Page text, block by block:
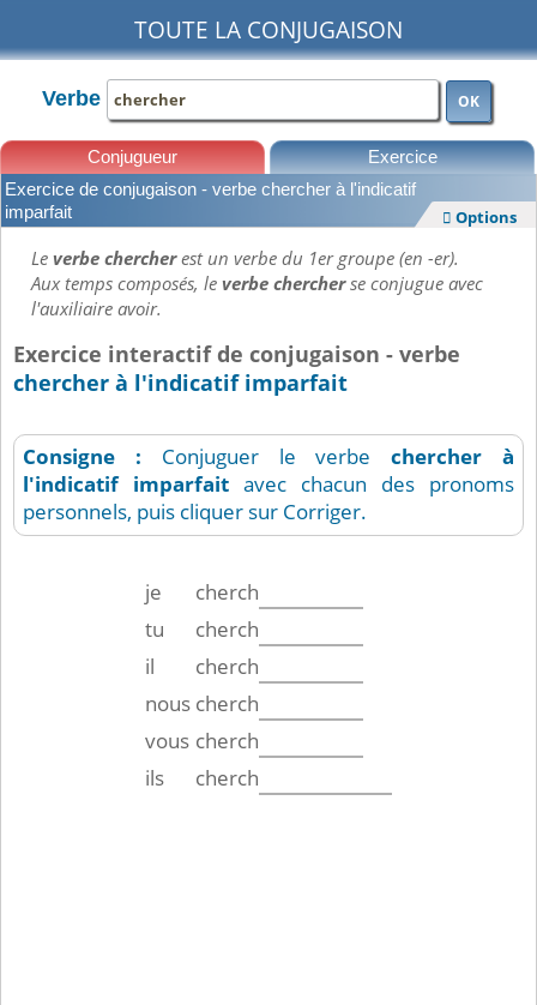
TOUTE LA CONJUGAISON
Verbe OK
Conjugueur Exercice
Leçons
Exercice de conjugaison - verbe chercher à l'indicatif
imparfait
 Options
Leverbe chercherest un verbe du 1er groupe (en -er).
Aux temps composés, leverbe chercherse conjugue avec
l'auxiliaire avoir.
Exercice interactif de conjugaison - verbe
chercher à l'indicatif imparfait
Consigne : Conjuguer le verbechercher
à
l'indicatif imparfait avec chacun des pronoms
personnels, puis cliquer sur Corriger.
je
cherch
tu
cherch
il
cherch
nous cherch
vous cherch
ils
cherch